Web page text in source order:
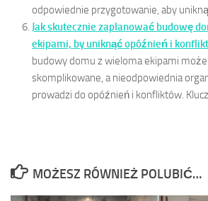
odpowiednie przygotowanie, aby
Jak skutecznie zaplanować budowę
ekipami, by uniknąć opóźnień i
budowy domu z wieloma ekipami
skomplikowane, a nieodpowiednia
prowadzi do opóźnień i konfliktów.
MOŻESZ RÓWNIEŻ POLUBIĆ…